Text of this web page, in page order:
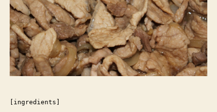
[ingredients]